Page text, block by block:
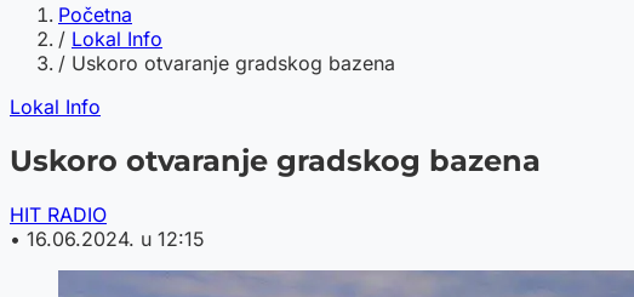
Početna
/ Lokal Info
/ Uskoro otvaranje gradskog bazena
Lokal Info
Uskoro otvaranje gradskog bazena
HIT RADIO
• 16.06.2024. u 12:15